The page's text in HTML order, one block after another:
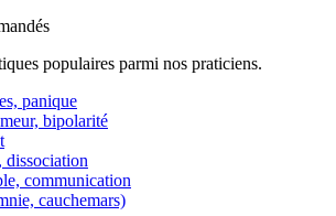
populaires parmi nos praticiens.
panique
bipolarité
dissociation
communication
cauchemars)